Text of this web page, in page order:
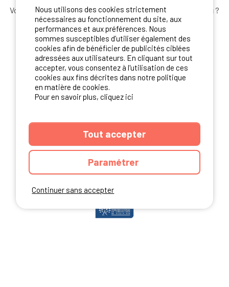
Vous souhaitez bénéficier desmeilleures offres camping ?
Abonnez-vous à la newsletterdès aujourd'hui
S'ABONNER
NOS PARTENAIRES
Continuer sans accepter
Nous utilisons des cookies strictement
nécessaires au fonctionnement du site, aux
performances et aux préférences. Nous
sommes susceptibles d’utiliser également des
cookies afin de bénéficier de publicités ciblées
adressées aux utilisateurs. En cliquant sur tout
accepter, vous consentez à l'utilisation de ces
cookies aux fins décrites dans notre politique
en matière de cookies.
Pour en savoir plus, cliquez ici
Tout accepter
Paramétrer